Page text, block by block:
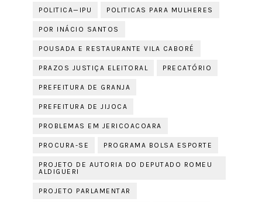
POLITICA—IPU POLITICAS PARA MULHERES
POR INÁCIO SANTOS
POUSADA E RESTAURANTE VILA CABORÉ
PRAZOS JUSTIÇA ELEITORAL PRECATÓRIO
PREFEITURA DE GRANJA
PREFEITURA DE JIJOCA
PROBLEMAS EM JERICOACOARA
PROCURA-SE PROGRAMA BOLSA ESPORTE
PROJETO DE AUTORIA DO DEPUTADO ROMEU
ALDIGUERI
PROJETO PARLAMENTAR